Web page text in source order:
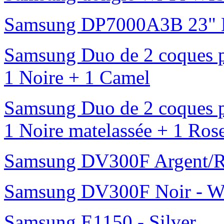
Samsung DP7000A3B
Samsung Duo de 2
1 Noire + 1 Camel
Samsung Duo de 2
1 Noire matelassée + 1
Samsung DV300F Argent/
Samsung DV300F Noir -